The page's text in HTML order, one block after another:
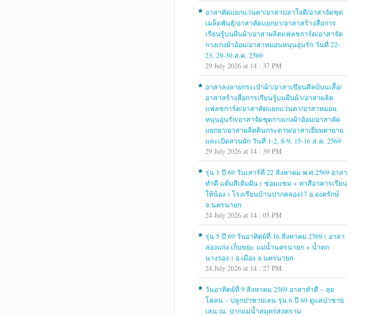
อาสาคัดแยกแว่นตา/อาสาปลาใจดี/อาสาจัดชุด
เมล็ดพันธุ์/อาสาคัดแยกยา/อาสาสร้างสื่อการ
เรียนรู้บนผืนผ้า/อาสาผลิตแฟลชการ์ด/อาสาจัด
กางเกงผ้าอ้อม/อาสาหมอนหนุนอุ่นรัก วันที่ 22-
23, 29-30 ส.ค. 2569
29 July 2026 at 14 : 37 PM
อาสาลงลายกระเป๋าผ้า/อาสาเขียนศิลป์บนเสื้อ/
อาสาสร้างสื่อการเรียนรู้บนผืนผ้า/อาสาผลิต
แฟลชการ์ด/อาสาคัดแยกแว่นตา/อาสาหมอน
หนุนอุ่นรัก/อาสาจัดชุดกางเกงผ้าอ้อม/อาสาคัด
แยกยา/อาสาผลิตดินกระดาษ/อาสาเยี่ยมตายาย
และเปิดสวนผัก วันที่ 1-2, 8-9, 15-16 ส.ค. 2569
29 July 2026 at 14 : 39 PM
รุ่น 1 ปี 69 วันเสาร์ที่ 22 สิงหาคม พ.ศ.2569 อาสา
ทำดี แต้มสีเติมฝัน ( ซ่อมแซม + ทาสีอาคารเรียน
ให้น้อง ) โรงเรียนบ้านปากคลอง17 อ.องครักษ์
จ.นครนายก
24 July 2026 at 14 : 05 PM
รุ่น 5 ปี 69 วันอาทิตย์ที่ 16 สิงหาคม 2569 ( อาสา
ล่องแก่ง เก็บขยะ แม่น้ำนครนายก + น้ำตก
นางรอง ) อ.เมือง จ.นครนายก
24 July 2026 at 14 : 27 PM
วันอาทิตย์ที่ 9 สิงหาคม 2569 อาสาทำดี – ลุย
โคลน – ปลูกป่าชายเลน รุ่น 6 ปี 69 ดูแลป่าชาย
เลน ณ. ปากแม่น้ำสมุทรสงคราม